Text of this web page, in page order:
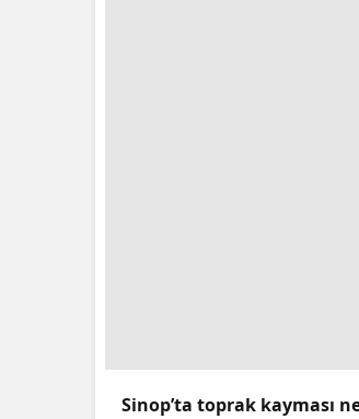
Sinop’ta toprak kayması